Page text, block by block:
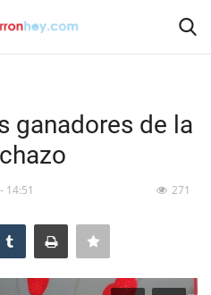
ganadores de la
14:51 271